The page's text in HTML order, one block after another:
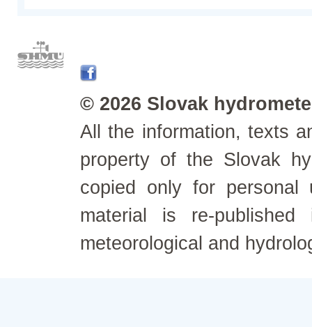
© 2026 Slovak
All the information, texts
property of the Slovak
copied only for personal
material is re-
meteorological and